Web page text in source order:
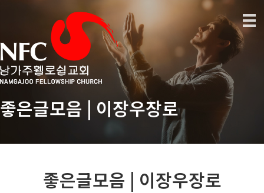
좋은글모음 | 이장우장로
좋은글모음 | 이장우장로